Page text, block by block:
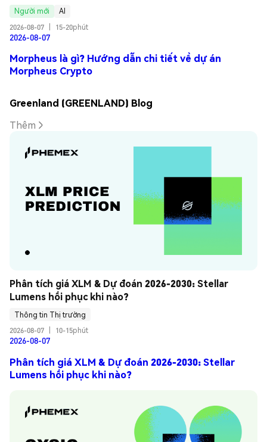
Người mới
AI
2026-08-07
15-20phút
2026-08-07
Morpheus là gì? Hướng dẫn chi tiết về dự án
Morpheus Crypto
Greenland (GREENLAND) Blog
Thêm
Phân tích giá XLM & Dự đoán 2026-2030: Stellar
Lumens hồi phục khi nào?
Thông tin Thị trường
2026-08-07
10-15phút
2026-08-07
Phân tích giá XLM & Dự đoán 2026-2030: Stellar
Lumens hồi phục khi nào?